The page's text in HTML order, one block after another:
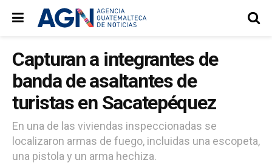
Capturan a integrantes de
banda de asaltantes de
turistas en Sacatepéquez
En una de las viviendas inspeccionadas se
localizaron armas de fuego, incluidas una escopeta,
una pistola y un arma hechiza.